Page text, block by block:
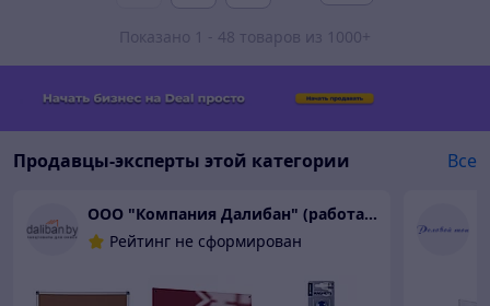
Показано 1 - 48 товаров из 1000+
Продавцы-эксперты этой категории Все
ООО "Компания Далибан" (работаем только с юридическими лицами)
Рейтинг не сформирован